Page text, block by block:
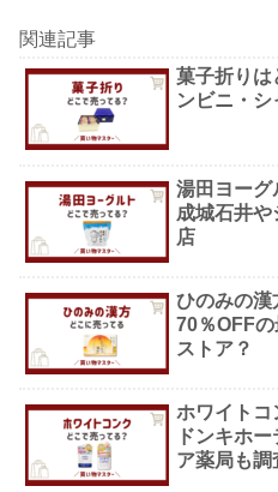
関連記事
菓子折りは
ンビニ・
湯田ヨーグ
成城石井や
店
ひのみの漢
70％OFF
ストア？
ホワイトコ
ドンキホ
ア薬局も調